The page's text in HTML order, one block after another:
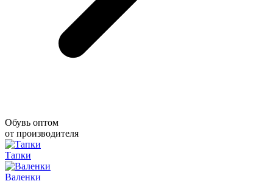
Обувь оптом
от производителя
Тапки
Валенки